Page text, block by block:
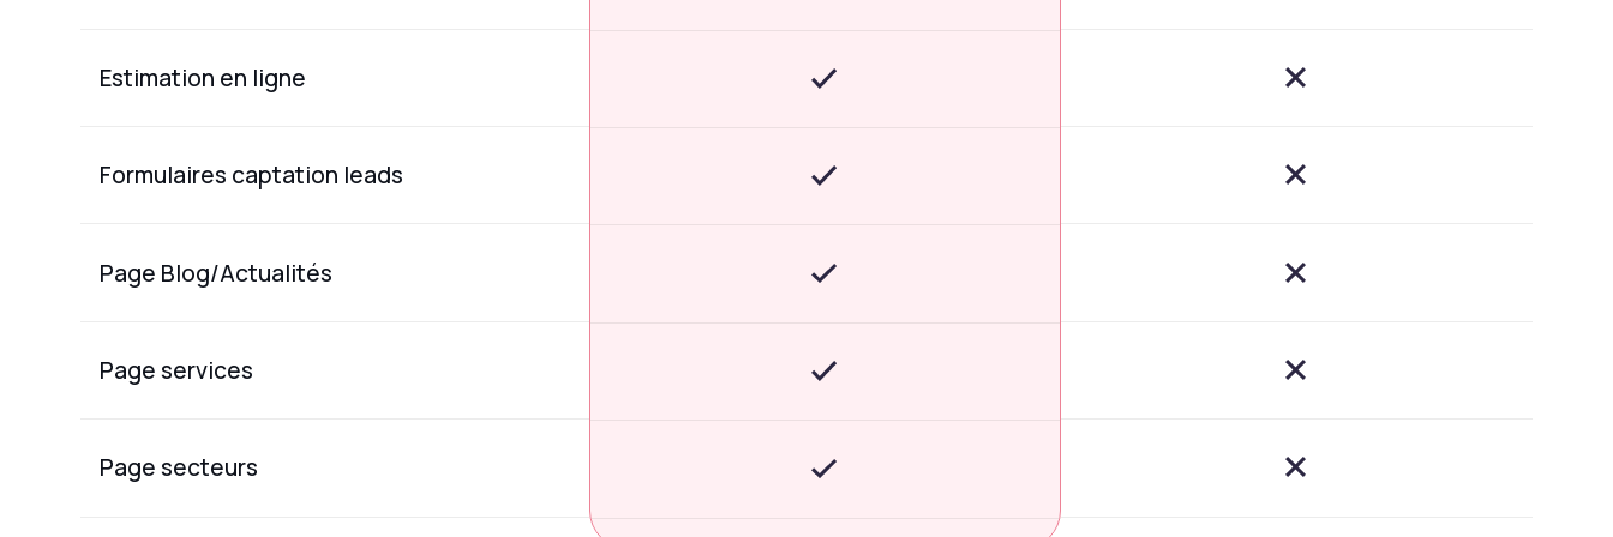
Estimation en ligne
Formulaires captation leads
Page Blog/Actualités
Page services
Page secteurs